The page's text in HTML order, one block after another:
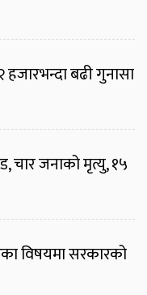
हजारभन्दा बढी गुनासा
चार जनाको मृत्यु, १५
विषयमा सरकारको